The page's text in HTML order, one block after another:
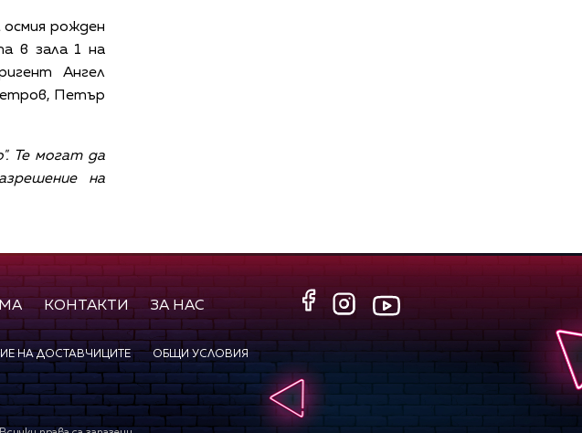
осмия рожден
в зала 1 на
Ангел
Петър
Те могат да
на
КОНТАКТИ ЗА НАС
НА ДОСТАВЧИЦИТЕ ОБЩИ УСЛОВИЯ